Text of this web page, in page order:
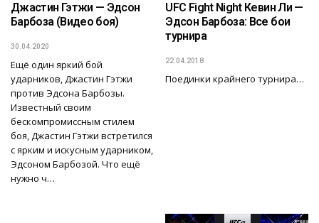
Джастин Гэтжи — Эдсон
Барбоза (Видео боя)
30.04.2020
Ещё один яркий бой
ударников, Джастин Гэтжи
против Эдсона Барбозы.
Известный своим
бескомпромиссным стилем
боя, Джастин Гэтжи встретился
с ярким и искусным ударником,
Эдсоном Барбозой. Что ещё
нужно ч…
UFC Fight Night Кевин Ли —
Эдсон Барбоза: Все бои
турнира
22.04.2018
Поединки крайнего турнира…